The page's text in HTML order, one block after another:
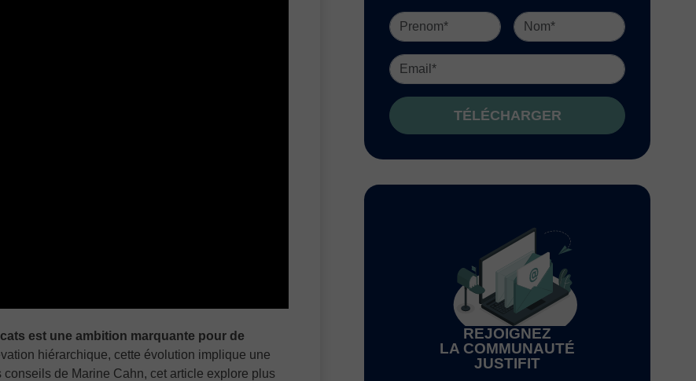
est une ambition marquante pour de
hiérarchique, cette évolution implique une
de Marine Cahn, cet article explore plus
TÉLÉCHARGER
REJOIGNEZ
LA COMMUNAUTÉ
JUSTIFIT